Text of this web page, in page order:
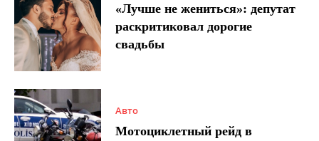
«Лучше не жениться»: депутат
раскритиковал дорогие
свадьбы
Авто
Мотоциклетный рейд в